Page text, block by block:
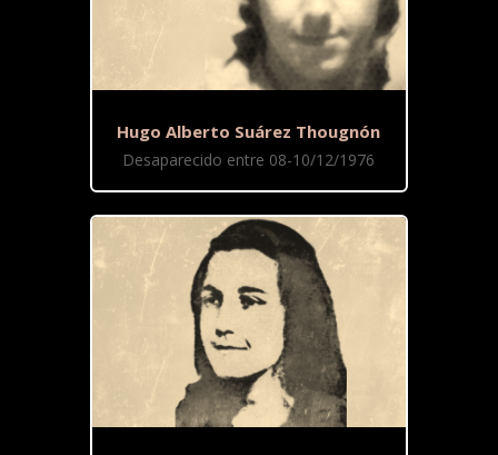
Hugo Alberto Suárez Thougnón
Desaparecido entre 08-10/12/1976